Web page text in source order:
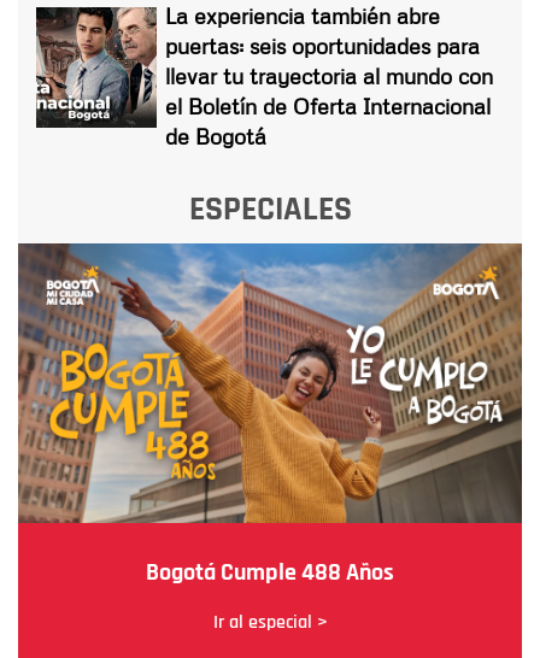
La experiencia también abre
puertas: seis oportunidades para
llevar tu trayectoria al mundo con
el Boletín de Oferta Internacional
de Bogotá
ESPECIALES
Bogotá Cumple 488 Años
Ir al especial >